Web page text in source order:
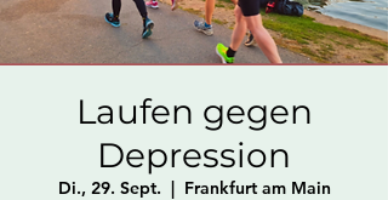
Laufen gegen
Depression
Di., 29. Sept.
  |
Frankfurt am Main